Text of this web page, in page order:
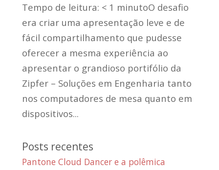
Tempo de leitura: < 1 minutoO desafio
era criar uma apresentação leve e de
fácil compartilhamento que pudesse
oferecer a mesma experiência ao
apresentar o grandioso portifólio da
Zipfer – Soluções em Engenharia tanto
nos computadores de mesa quanto em
dispositivos...
Posts recentes
Pantone Cloud Dancer e a polêmica